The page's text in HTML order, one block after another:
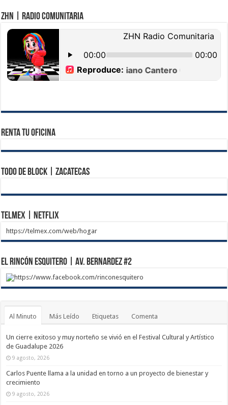
ZHN | Radio Comunitaria
Renta tu Oficina
Todo de Block | Zacatecas
Telmex | Netflix
https://telmex.com/web/hogar
El Rincón Esquitero | Av. Bernardez #2
https://www.facebook.com/rinconesquitero
Al Minuto Más Leído Etiquetas Comenta
Un cierre exitoso y muy norteño se vivió en el Festival Cultural y Artístico
de Guadalupe 2026
9 agosto, 2026
Carlos Puente llama a la unidad en torno a un proyecto de bienestar y
crecimiento
9 agosto, 2026